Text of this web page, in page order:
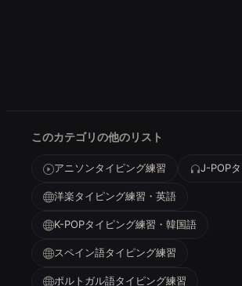
このカテゴリの他のリスト
アニソンタイピング練習 J-POP
洋楽タイピング練習・英語
K-POPタイピング練習・韓国語
スペイン語タイピング練習
ポルトガル語タイピング練習